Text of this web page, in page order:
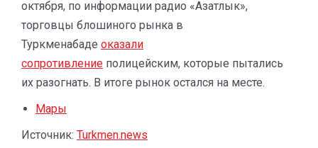
октября, по информации радио «Азатлык»,
торговцы блошиного рынка в
Туркменабаде оказали
сопротивление полицейским, которые пытались
их разогнать. В итоге рынок остался на месте.
Мары
Источник: Turkmen.news